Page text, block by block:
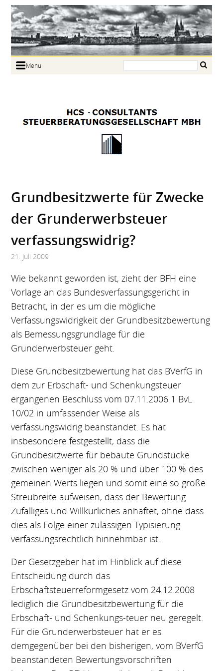
Menu
Links
Grundbesitzwerte für Zwecke
der Grunderwerbsteuer
verfassungswidrig?
21. Juli 2009
Wie bekannt geworden ist, zieht der BFH eine
Vorlage an das Bundesverfassungsgericht in
Betracht, in der es um die mögliche
Verfassungswidrigkeit der Grundbesitzbewertung
als Bemessungsgrundlage für die
Grunderwerbsteuer geht.
Diese Grundbesitzbewertung hat das BVerfG in
dem zur Erbschaft- und Schenkungsteuer
ergangenen Beschluss vom 07.11.2006 1 BvL
10/02 in umfassender Weise als
verfassungswidrig beanstandet. Es hat
insbesondere festgestellt, dass die
Grundbesitzwerte für bebaute Grundstücke
zwischen weniger als 20 % und über 100 % des
gemeinen Werts liegen und somit eine so große
Streubreite aufweisen, dass der Bewertung
Zufälliges und Willkürliches anhaftet, ohne dass
dies als Folge einer zulässigen Typisierung
verfassungsrechtlich hinnehmbar ist.
Der Gesetzgeber hat im Hinblick auf diese
Entscheidung durch das
Erbschaftsteuerreformgesetz vom 24.12.2008
lediglich die Grundbesitzbewertung für die
Erbschaft- und Schenkungs-teuer neu geregelt.
Für die Grunderwerbsteuer hat er es
demgegenüber bei den bisherigen, vom BVerfG
beanstandeten Bewertungsvorschriften